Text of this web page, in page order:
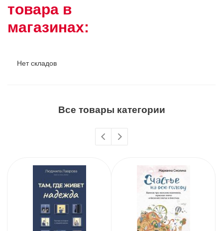
товара в
магазинах:
Нет складов
Все товары категории